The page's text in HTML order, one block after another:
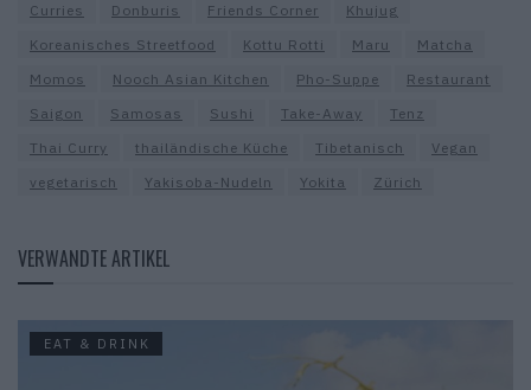
Curries
Donburis Friends Corner
Khujug
Koreanisches Streetfood
Kottu Rotti Maru
Matcha
Momos
Nooch Asian Kitchen Pho-Suppe
Restaurant
Saigon
Samosas Sushi Take-Away
Tenz
Thai Curry
thailändische Küche Tibetanisch
Vegan
vegetarisch
Yakisoba-Nudeln Yokita Zürich
VERWANDTE ARTIKEL
EAT & DRINK